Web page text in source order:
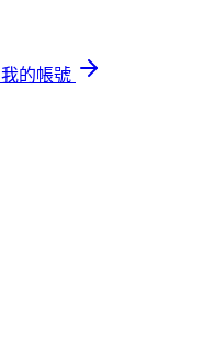
我的帳號